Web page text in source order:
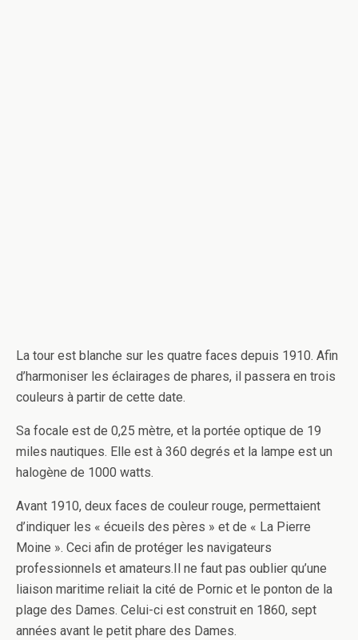
La tour est blanche sur les quatre faces depuis 1910. Afin
d’harmoniser les éclairages de phares, il passera en trois
couleurs à partir de cette date.
Sa focale est de 0,25 mètre, et la portée optique de 19
miles nautiques. Elle est à 360 degrés et la lampe est un
halogène de 1000 watts.
Avant 1910, deux faces de couleur rouge, permettaient
d’indiquer les « écueils des pères » et de « La Pierre
Moine ». Ceci afin de protéger les navigateurs
professionnels et amateurs.Il ne faut pas oublier qu’une
liaison maritime reliait la cité de Pornic et le ponton de la
plage des Dames. Celui-ci est construit en 1860, sept
années avant le petit phare des Dames.